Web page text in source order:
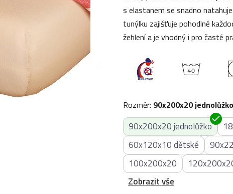
z
5
hvězdiček.
s elastanem se snadno
tunýlku zajišťuje pohodlné
žehlení a je vhodný i pro časté
Rozměr: 90x200x20 jednolůžko
90x200x20 jednolůžko
60x120x10 dětské
100x200x20
Zobrazit vše